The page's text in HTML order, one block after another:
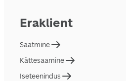
Eraklient
Saatmine
Kättesaamine
Iseteenindus